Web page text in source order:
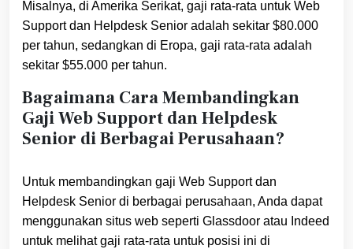
Misalnya, di Amerika Serikat, gaji rata-rata untuk Web
Support dan Helpdesk Senior adalah sekitar $80.000
per tahun, sedangkan di Eropa, gaji rata-rata adalah
sekitar $55.000 per tahun.
Bagaimana Cara Membandingkan
Gaji Web Support dan Helpdesk
Senior di Berbagai Perusahaan?
Untuk membandingkan gaji Web Support dan
Helpdesk Senior di berbagai perusahaan, Anda dapat
menggunakan situs web seperti Glassdoor atau Indeed
untuk melihat gaji rata-rata untuk posisi ini di